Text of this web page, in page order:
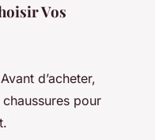
Vos
d’acheter,
pour